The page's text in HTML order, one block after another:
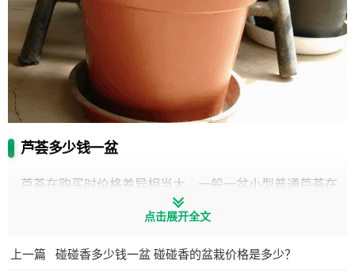
芦荟多少钱一盆
芦荟在购买时价格差异相当大，一般一盆小型普通芦荟在
5-10元左右，大型的芦荟盆栽会在30元上下，多叶芦荟实生
芦荟丰富多彩，看起来很霸气，它的种子的价格也是大部分
点击展开全文
上一篇 碰碰香多少钱一盆 碰碰香的盆栽价格是多少？